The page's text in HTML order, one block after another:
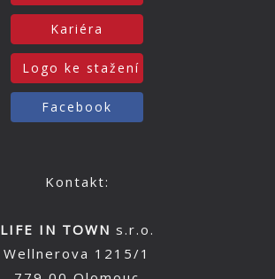
Kariéra
Logo ke stažení
Facebook
Kontakt:
LIFE IN TOWN s.r.o.
Wellnerova 1215/1